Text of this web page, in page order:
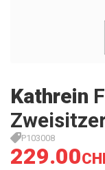
Kathrein
P103008
229.00